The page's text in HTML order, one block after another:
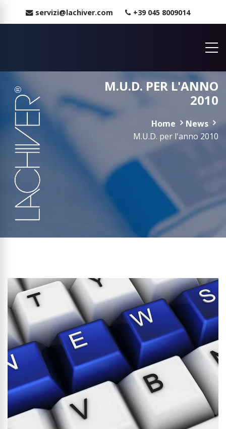
servizi@lachiver.com +39 045 8009014
M.U.D. PER L'ANNO
2010
Home
News
M.U.D. per l'anno 2010